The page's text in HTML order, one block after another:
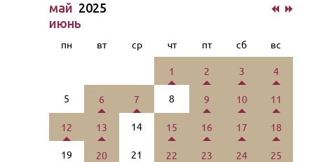
май 2025
июнь
пн вт ср чт пт сб вс
1 2 3 4
5 6 7 8 9 10 11
12 13 14 15 16 17 18
19 20 21 22 23 24 25